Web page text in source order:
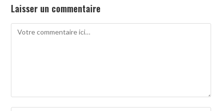
Laisser un commentaire
Comment